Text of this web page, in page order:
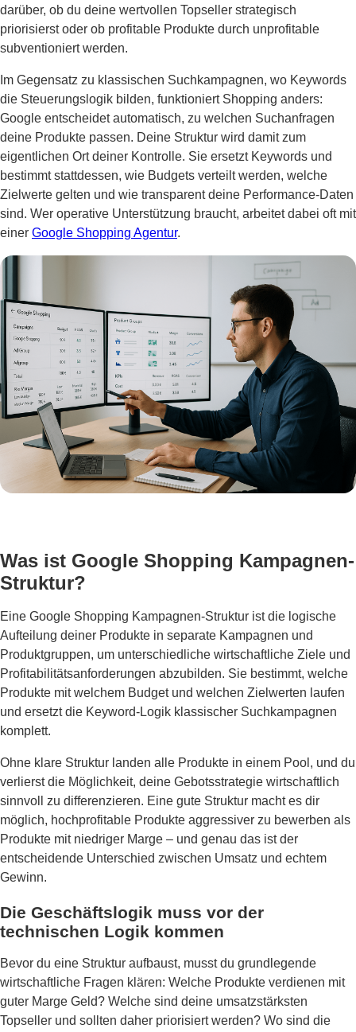
darüber, ob du deine wertvollen Topseller strategisch
priorisierst oder ob profitable Produkte durch unprofitable
subventioniert werden.
Im Gegensatz zu klassischen Suchkampagnen, wo Keywords
die Steuerungslogik bilden, funktioniert Shopping anders:
Google entscheidet automatisch, zu welchen Suchanfragen
deine Produkte passen. Deine Struktur wird damit zum
eigentlichen Ort deiner Kontrolle. Sie ersetzt Keywords und
bestimmt stattdessen, wie Budgets verteilt werden, welche
Zielwerte gelten und wie transparent deine Performance-Daten
sind. Wer operative Unterstützung braucht, arbeitet dabei oft mit
einer Google Shopping Agentur.
Was ist Google Shopping Kampagnen-
Struktur?
Eine Google Shopping Kampagnen-Struktur ist die logische
Aufteilung deiner Produkte in separate Kampagnen und
Produktgruppen, um unterschiedliche wirtschaftliche Ziele und
Profitabilitätsanforderungen abzubilden. Sie bestimmt, welche
Produkte mit welchem Budget und welchen Zielwerten laufen
und ersetzt die Keyword-Logik klassischer Suchkampagnen
komplett.
Ohne klare Struktur landen alle Produkte in einem Pool, und du
verlierst die Möglichkeit, deine Gebotsstrategie wirtschaftlich
sinnvoll zu differenzieren. Eine gute Struktur macht es dir
möglich, hochprofitable Produkte aggressiver zu bewerben als
Produkte mit niedriger Marge – und genau das ist der
entscheidende Unterschied zwischen Umsatz und echtem
Gewinn.
Die Geschäftslogik muss vor der
technischen Logik kommen
Bevor du eine Struktur aufbaust, musst du grundlegende
wirtschaftliche Fragen klären: Welche Produkte verdienen mit
guter Marge Geld? Welche sind deine umsatzstärksten
Topseller und sollten daher priorisiert werden? Wo sind die